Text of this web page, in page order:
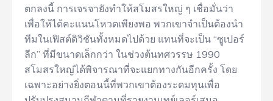
ตกลงนี้ การเจรจายังทำให้สโมสรใหญ่ ๆ เชื่อมั่นว่า
เพื่อให้ได้คะแนนโหวตเพียงพอ พวกเขาจำเป็นต้องนำ
ทีมในเฟิสต์ดิวิชันทั้งหมดไปด้วย แทนที่จะเป็น “ซูเปอร์
ลีก” ที่มีขนาดเล็กกว่า ในช่วงต้นทศวรรษ 1990
สโมสรใหญ่ได้พิจารณาที่จะแยกทางกันอีกครั้ง โดย
เฉพาะอย่างยิ่งตอนนี้ที่พวกเขาต้องระดมทุนเพื่อ